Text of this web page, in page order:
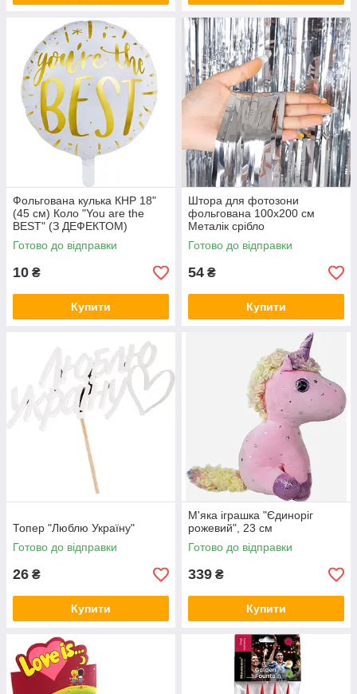
Фольгована кулька КНР 18"
(45 см) Коло "You are the
BEST" (З ДЕФЕКТОМ)
Готово до відправки
10 ₴
Купити
Штора для фотозони
фольгована 100х200 см
Металік срібло
Готово до відправки
54 ₴
Купити
Топер "Люблю Україну"
Готово до відправки
26 ₴
Купити
М'яка іграшка "Єдиноріг
рожевий", 23 см
Готово до відправки
339 ₴
Купити